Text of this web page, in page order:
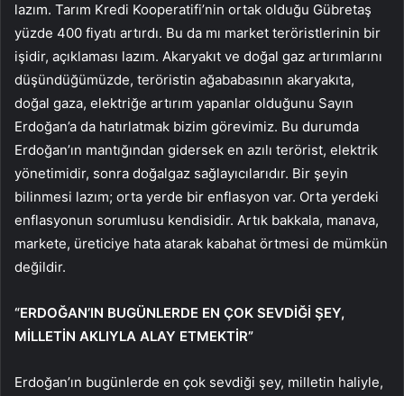
lazım. Tarım Kredi Kooperatifi’nin ortak olduğu Gübretaş
yüzde 400 fiyatı artırdı. Bu da mı market teröristlerinin bir
işidir, açıklaması lazım. Akaryakıt ve doğal gaz artırımlarını
düşündüğümüzde, teröristin ağababasının akaryakıta,
doğal gaza, elektriğe artırım yapanlar olduğunu Sayın
Erdoğan’a da hatırlatmak bizim görevimiz. Bu durumda
Erdoğan’ın mantığından gidersek en azılı terörist, elektrik
yönetimidir, sonra doğalgaz sağlayıcılarıdır. Bir şeyin
bilinmesi lazım; orta yerde bir enflasyon var. Orta yerdeki
enflasyonun sorumlusu kendisidir. Artık bakkala, manava,
markete, üreticiye hata atarak kabahat örtmesi de mümkün
değildir.
“ERDOĞAN’IN BUGÜNLERDE EN ÇOK SEVDİĞİ ŞEY,
MİLLETİN AKLIYLA ALAY ETMEKTİR”
Erdoğan’ın bugünlerde en çok sevdiği şey, milletin haliyle,